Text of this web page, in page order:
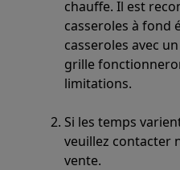
chauffe. Il est
casseroles à fond
casseroles avec
grille
limitations.
Si les temps
veuillez contacter
vente.